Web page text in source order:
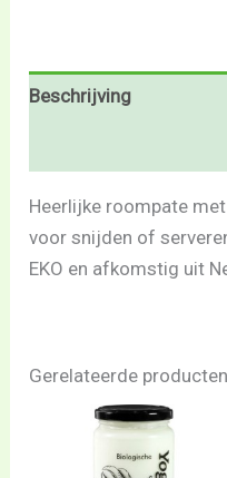
Beschrijving
Heerlijke roompate
voor snijden of
EKO en afkomstig uit
Gerelateerde producten